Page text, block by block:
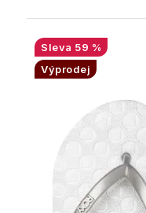
59 %
Výprodej